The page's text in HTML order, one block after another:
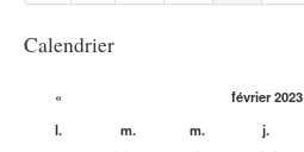
Calendrier
« février 2023
l.
m. m. j.